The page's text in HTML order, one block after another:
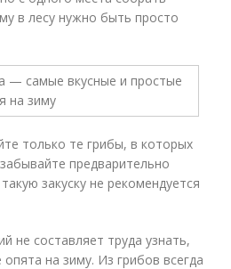
в лесу нужно быть просто
только те грибы, в которых
предварительно
закуску не рекомендуется
не составляет труда узнать,
на зиму. Из грибов всегда